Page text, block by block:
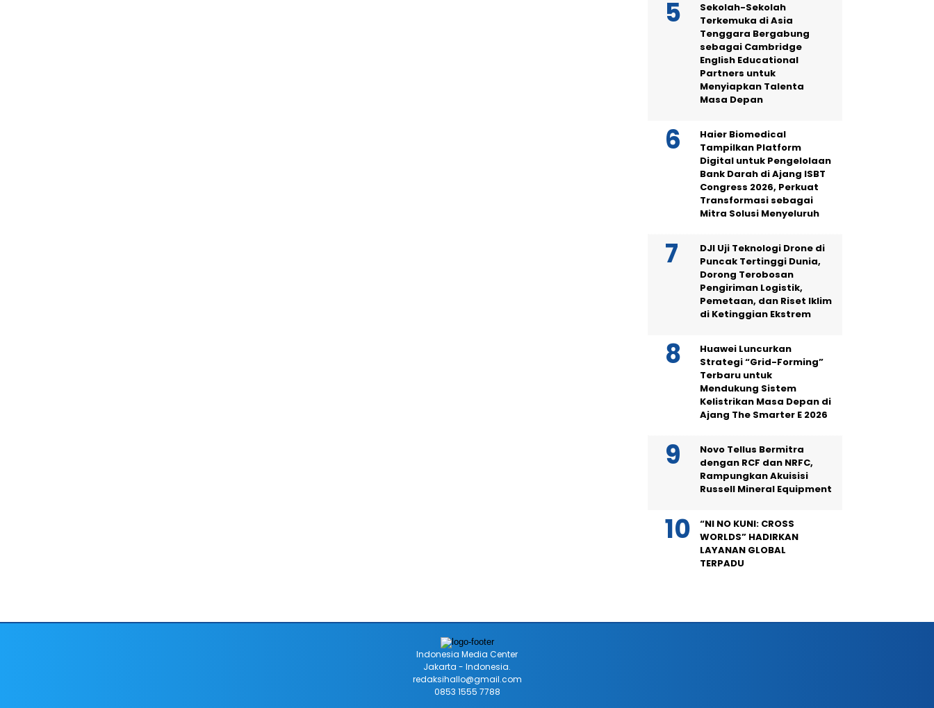
Sekolah-Sekolah
Terkemuka di Asia
Tenggara Bergabung
sebagai Cambridge
English Educational
Partners untuk
Menyiapkan Talenta
Masa Depan
Haier Biomedical
Tampilkan Platform
Digital untuk Pengelolaan
Bank Darah di Ajang ISBT
Congress 2026, Perkuat
Transformasi sebagai
Mitra Solusi Menyeluruh
DJI Uji Teknologi Drone di
Puncak Tertinggi Dunia,
Dorong Terobosan
Pengiriman Logistik,
Pemetaan, dan Riset Iklim
di Ketinggian Ekstrem
Huawei Luncurkan
Strategi “Grid-Forming”
Terbaru untuk
Mendukung Sistem
Kelistrikan Masa Depan di
Ajang The Smarter E 2026
Novo Tellus Bermitra
dengan RCF dan NRFC,
Rampungkan Akuisisi
Russell Mineral Equipment
“NI NO KUNI: CROSS
WORLDS” HADIRKAN
LAYANAN GLOBAL
TERPADU
Indonesia Media Center
Jakarta - Indonesia.
redaksihallo@gmail.com
0853 1555 7788